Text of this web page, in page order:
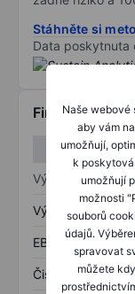
Naše webové
aby vám
umožňují,
k
umožňují
možnosti
souborů
údajů.
spravovat
můžete
Stáhněte si
Data poskytnuta
Finanční
Výkaz zisku a
Výnos
EBITDA
Čistý příjem